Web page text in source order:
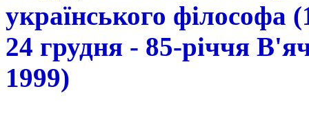
українського філософа
24 грудня - 85-річчя
1999)